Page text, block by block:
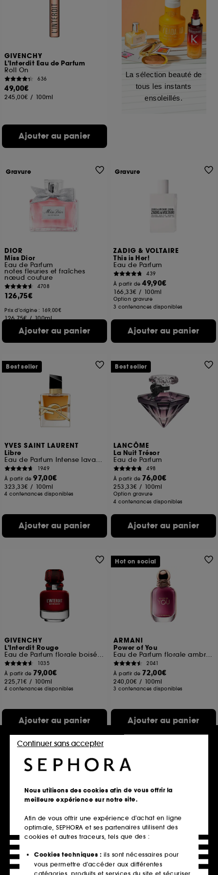
GIVENCHY
L'Interdit Eau de Parfum
Roll On
636
49,00€
245,00€ / 100ml
Ajouter au panier
La sélection beauté de
tous les instants
ensoleillés.
DIOR
Miss Dior
Eau de Parfum
notes fleuries et fraîches
nœud couture
4708
126,75€
Prix d'origine : 169,00€
126,75€ /100ml
Ajouter au panier
Gravure
ZADIG & VOLTAIRE
This is Her!
Eau de Parfum
439
À partir de49,90€
166,33€ / 100ml
Option gravure
3 contenances disponibles
Ajouter au panier
Gravure
YVES SAINT LAURENT
Libre
Eau de Parfum Intense lavande florale rechargeable pour femme
1949
À partir de97,00€
323,33€ / 100ml
4 contenances disponibles
Ajouter au panier
Best seller
LANCÔME
La Nuit Trésor
Eau de Parfum
498
À partir de 76,00€
253,33€ / 100ml
Option gravure
4 contenances disponibles
Ajouter au panier
Best seller
GIVENCHY
L'Interdit Rouge
Eau de Parfum florale boisée épicée pour femme
1035
À partir de 79,00€
225,71€ / 100ml
4 contenances disponibles
Ajouter au panier
ARMANI
Power of You
Eau de Parfum florale ambrée fruitée pour femme
2041
À partir de 72,00€
240,00€ / 100ml
3 contenances disponibles
Ajouter au panier
Hot on social
GUERLAIN
Duo Aqua Allegoria
Florabloom Forte et
Terracotta Le Teint fond de
teint
188,00€
YVES SAINT LAURENT
Libre Berry Crush
Eau de Parfum Florale Fruitée pour femme
1960
À partir de89,00€
Hot on social
Nous utilisons des cookies afin de vous offrir la
meilleure expérience sur notre site.
Afin de vous offrir une expérience d’achat en ligne
optimale, SEPHORA et ses partenaires utilisent des
cookies et autres traceurs, tels que des :
Cookies techniques : ils sont nécessaires pour
vous permettre d’accéder aux différentes
catégories, produits et services du site et sécuriser
Continuer sans accepter